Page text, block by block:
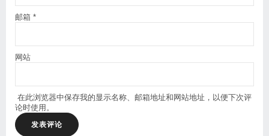
邮箱 *
网站
在此浏览器中保存我的显示名称、邮箱地址和网站地址，以便下次评
论时使用。